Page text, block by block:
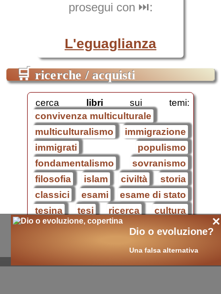
prosegui con ⏭️:
L'eguaglianza
🛒 ricerche / acquisti
cerca libri sui temi:
convivenza multiculturale
multiculturalismo
immigrazione
immigrati
populismo
fondamentalismo
sovranismo
filosofia
islam civiltà
storia
classici
esami
esame di stato
tesina
tesi ricerca
cultura
libri on-line
×
Dio o evoluzione?
Una falsa alternativa